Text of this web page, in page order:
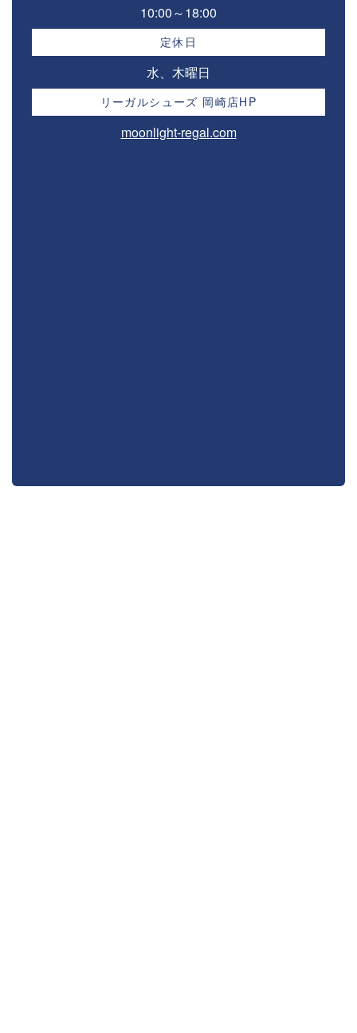
10:00～18:00⁣
定休日
水、木曜日
リーガルシューズ 岡崎店HP
moonlight-regal.com